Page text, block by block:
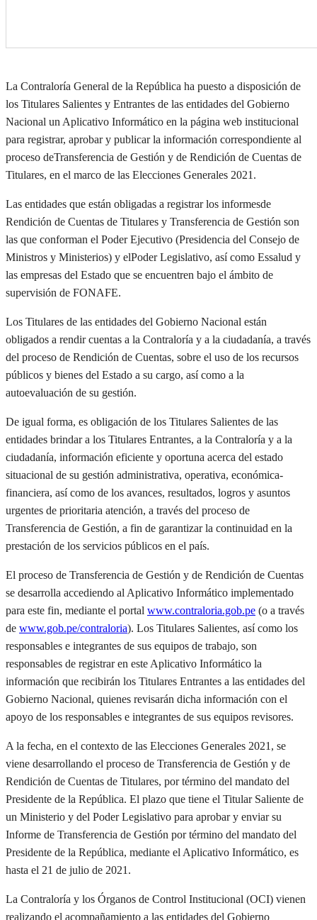
La Contraloría General de la República ha puesto a disposición de
los Titulares Salientes y Entrantes de las entidades del Gobierno
Nacional un Aplicativo Informático en la página web institucional
para registrar, aprobar y publicar la información correspondiente al
proceso deTransferencia de Gestión y de Rendición de Cuentas de
Titulares, en el marco de las Elecciones Generales 2021.
Las entidades que están obligadas a registrar los informesde
Rendición de Cuentas de Titulares y Transferencia de Gestión son
las que conforman el Poder Ejecutivo (Presidencia del Consejo de
Ministros y Ministerios) y elPoder Legislativo, así como Essalud y
las empresas del Estado que se encuentren bajo el ámbito de
supervisión de FONAFE.
Los Titulares de las entidades del Gobierno Nacional están
obligados a rendir cuentas a la Contraloría y a la ciudadanía, a través
del proceso de Rendición de Cuentas, sobre el uso de los recursos
públicos y bienes del Estado a su cargo, así como a la
autoevaluación de su gestión.
De igual forma, es obligación de los Titulares Salientes de las
entidades brindar a los Titulares Entrantes, a la Contraloría y a la
ciudadanía, información eficiente y oportuna acerca del estado
situacional de su gestión administrativa, operativa, económica-
financiera, así como de los avances, resultados, logros y asuntos
urgentes de prioritaria atención, a través del proceso de
Transferencia de Gestión, a fin de garantizar la continuidad en la
prestación de los servicios públicos en el país.
El proceso de Transferencia de Gestión y de Rendición de Cuentas
se desarrolla accediendo al Aplicativo Informático implementado
para este fin, mediante el portal www.contraloria.gob.pe (o a través
de www.gob.pe/contraloria). Los Titulares Salientes, así como los
responsables e integrantes de sus equipos de trabajo, son
responsables de registrar en este Aplicativo Informático la
información que recibirán los Titulares Entrantes a las entidades del
Gobierno Nacional, quienes revisarán dicha información con el
apoyo de los responsables e integrantes de sus equipos revisores.
A la fecha, en el contexto de las Elecciones Generales 2021, se
viene desarrollando el proceso de Transferencia de Gestión y de
Rendición de Cuentas de Titulares, por término del mandato del
Presidente de la República. El plazo que tiene el Titular Saliente de
un Ministerio y del Poder Legislativo para aprobar y enviar su
Informe de Transferencia de Gestión por término del mandato del
Presidente de la República, mediante el Aplicativo Informático, es
hasta el 21 de julio de 2021.
La Contraloría y los Órganos de Control Institucional (OCI) vienen
realizando el acompañamiento a las entidades del Gobierno